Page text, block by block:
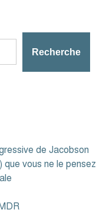
Recherche
de Jacobson
vous ne le pensez